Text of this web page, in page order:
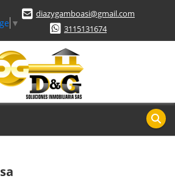
▼
diazygamboasi@gmail.com
3115131674